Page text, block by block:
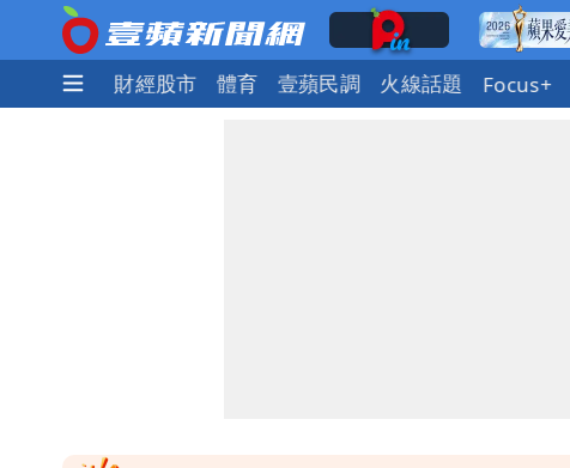
國際 財經股市 體育 壹蘋民調 火線話題 Focus+